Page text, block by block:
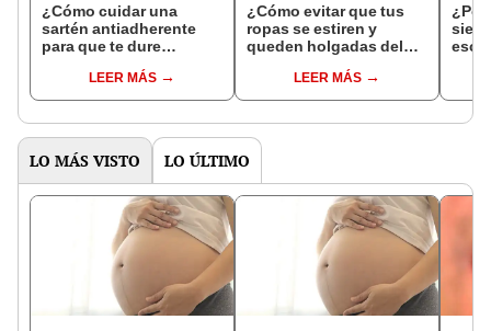
¿Cómo cuidar una
sartén antiadherente
para que te dure
LEER MÁS
¿Cómo evitar que tus
ropas se estiren y
queden holgadas del
LEER MÁS
¿Por
LO MÁS VISTO LO ÚLTIMO